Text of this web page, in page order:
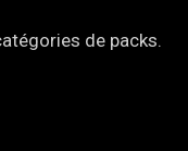
de packs.